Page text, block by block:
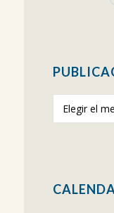
anteriores